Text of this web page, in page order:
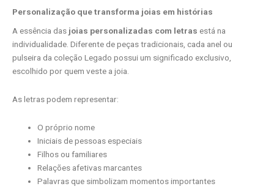
Personalização que transforma joias em histórias
A essência das joias personalizadas com letras está na
individualidade. Diferente de peças tradicionais, cada anel ou
pulseira da coleção Legado possui um significado exclusivo,
escolhido por quem veste a joia.
As letras podem representar:
O próprio nome
Iniciais de pessoas especiais
Filhos ou familiares
Relações afetivas marcantes
Palavras que simbolizam momentos importantes